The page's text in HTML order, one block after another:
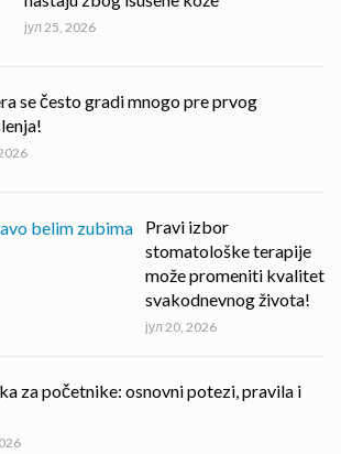
јул 25, 2026
se često gradi mnogo pre prvog
Pravi izbor
stomatološke terapije
može promeniti kvalitet
svakodnevnog života!
јул 20, 2026
za početnike: osnovni potezi, pravila i